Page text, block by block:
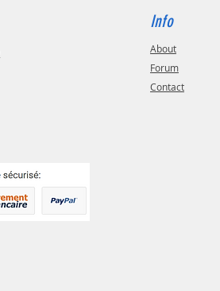
Info
About
Forum
Contact